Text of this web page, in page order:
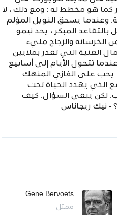
كما هو مخطط له ؛ ومع ذلك ، لا
يسحق النويل المؤلم
بالتقاعد المبكر ، يجد نيمو
والزجاج مليء
الفنية التي تقدر بملايين
تتحول الأيام إلى أسابيع
، يجب على الغازي المنهك
الذي يهدد الحياة تحت
لكن يبقى السؤال. كيف
- نيك ريجاناس
Gene Bervoets
ممثل